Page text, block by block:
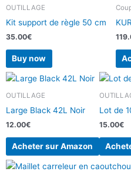
OUTILLAGE
Kit support de règle 50 cm
35.00€
Buy now
OUTILLAGE
Large Black 42L Noir
12.00€
Acheter sur Amazon
Lot de
15.00€